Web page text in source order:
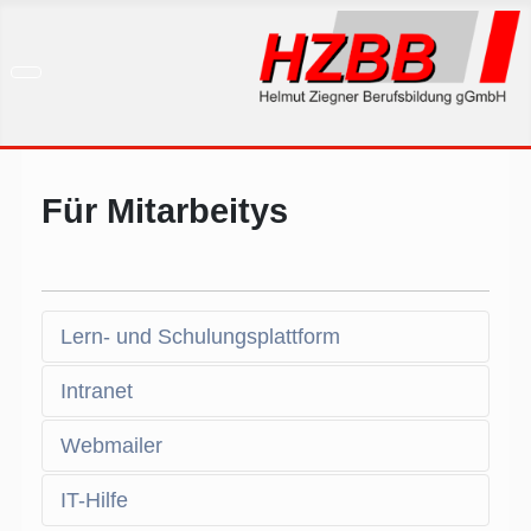
Für Mitarbeitys
Lern- und Schulungsplattform
Intranet
Webmailer
IT-Hilfe